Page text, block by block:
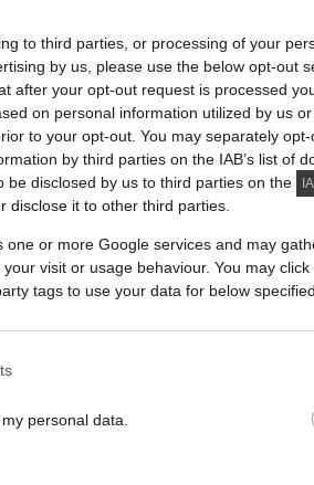
to third parties, or processing of your
by us, please use the below opt-out
after your opt-out request is processed
on personal information utilized by us
to your opt-out. You may separately
by third parties on the IAB’s list of
be disclosed by us to third parties on the
disclose it to other third parties.
one or more Google services and may
visit or usage behaviour. You may
tags to use your data for below
personal data.